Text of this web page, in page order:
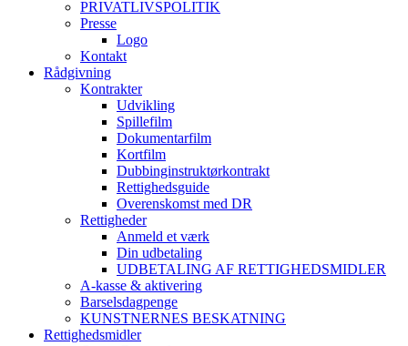
PRIVATLIVSPOLITIK
Presse
Logo
Kontakt
Rådgivning
Kontrakter
Udvikling
Spillefilm
Dokumentarfilm
Kortfilm
Dubbinginstruktørkontrakt
Rettighedsguide
Overenskomst med DR
Rettigheder
Anmeld et værk
Din udbetaling
UDBETALING AF RETTIGHEDSMIDLER
A-kasse & aktivering
Barselsdagpenge
KUNSTNERNES BESKATNING
Rettighedsmidler